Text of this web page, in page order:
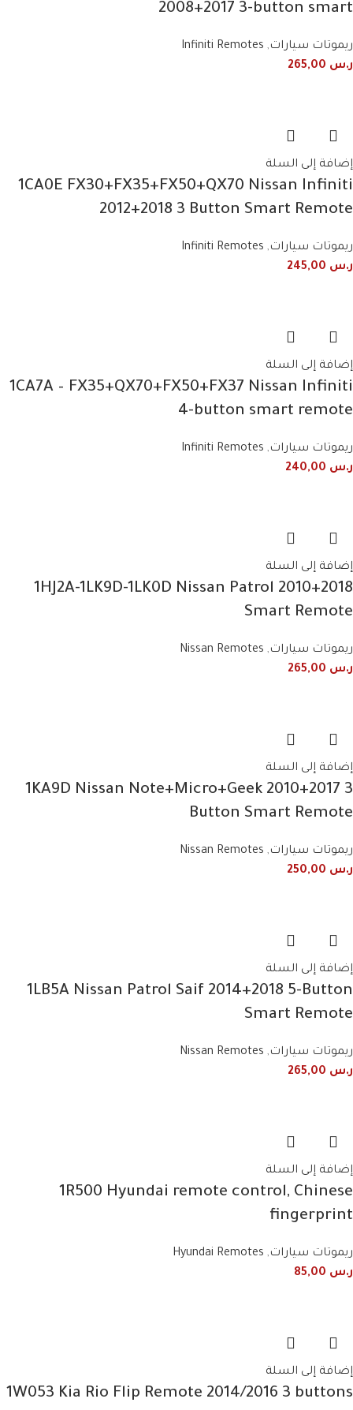
2008+2017 3-button smart
ريموتات سيارات,
Infiniti Remotes
ر.س
إضافة إلى السلة
1CA0E FX30+FX35+FX50+QX70 Nissan Infiniti
2012+2018 3 Button Smart Remote
ريموتات سيارات,
Infiniti Remotes
ر.س
إضافة إلى السلة
1CA7A – FX35+QX70+FX50+FX37 Nissan Infiniti
4-button smart remote
ريموتات سيارات,
Infiniti Remotes
ر.س
إضافة إلى السلة
1HJ2A-1LK9D-1LK0D Nissan Patrol 2010+2018
Smart Remote
ريموتات سيارات,
Nissan Remotes
ر.س
إضافة إلى السلة
1KA9D Nissan Note+Micro+Geek 2010+2017 3
Button Smart Remote
ريموتات سيارات,
Nissan Remotes
ر.س
إضافة إلى السلة
1LB5A Nissan Patrol Saif 2014+2018 5-Button
Smart Remote
ريموتات سيارات,
Nissan Remotes
ر.س
إضافة إلى السلة
1R500 Hyundai remote control, Chinese
fingerprint
ريموتات سيارات,
Hyundai Remotes
ر.س
إضافة إلى السلة
1W053 Kia Rio Flip Remote 2014/2016 3 buttons